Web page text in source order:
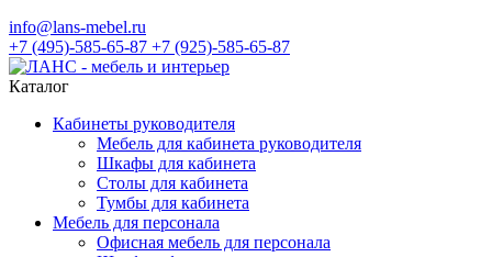
info@lans-mebel.ru
+7 (495)-585-65-87 +7 (925)-585-65-87
Каталог
Кабинеты руководителя
Мебель для кабинета руководителя
Шкафы для кабинета
Столы для кабинета
Тумбы для кабинета
Мебель для персонала
Офисная мебель для персонала